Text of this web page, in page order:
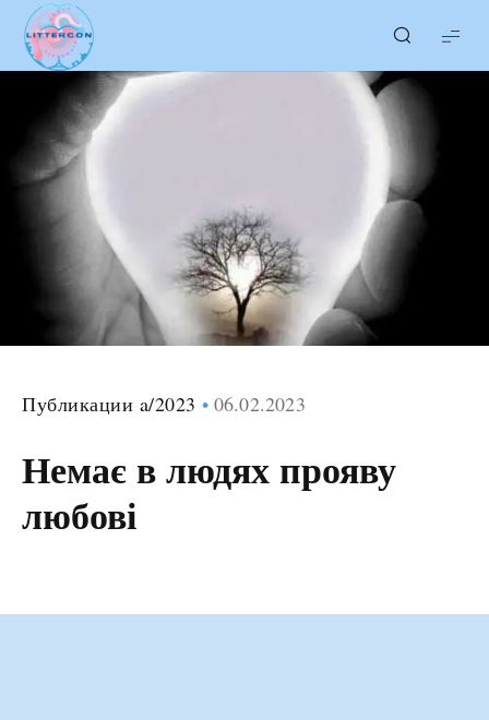
LITTERcon
Публикации a/2023 06.02.2023
Немає в людях прояву
любові